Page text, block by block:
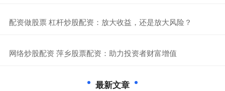
​配资做股票 杠杆炒股配资：放大收益，还是放大风险？
​网络炒股配资 萍乡股票配资：助力投资者财富增值
最新文章